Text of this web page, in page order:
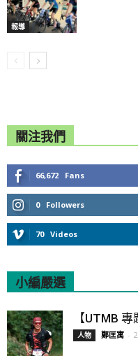
報導
關注我們
66,672 Fans
0 Followers
70 Videos
小編嚴選
【UTMB
人物 鄭匡寓 -